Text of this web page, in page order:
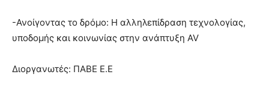
-Ανοίγοντας το δρόμο: Η αλληλεπίδραση τεχνολογίας,
υποδομής και κοινωνίας στην ανάπτυξη AV
Διοργανωτές: ΠΑΒΕ Ε.Ε